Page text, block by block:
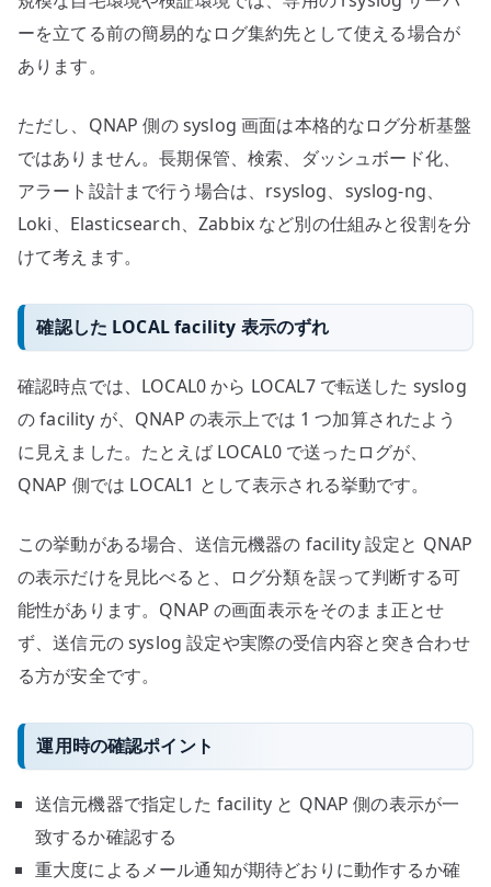
ーを立てる前の簡易的なログ集約先として使える場合が
あります。
ただし、QNAP 側の syslog 画面は本格的なログ分析基盤
ではありません。長期保管、検索、ダッシュボード化、
アラート設計まで行う場合は、rsyslog、syslog-ng、
Loki、Elasticsearch、Zabbix など別の仕組みと役割を分
けて考えます。
確認した LOCAL facility 表示のずれ
確認時点では、LOCAL0 から LOCAL7 で転送した syslog
の facility が、QNAP の表示上では 1 つ加算されたよう
に見えました。たとえば LOCAL0 で送ったログが、
QNAP 側では LOCAL1 として表示される挙動です。
この挙動がある場合、送信元機器の facility 設定と QNAP
の表示だけを見比べると、ログ分類を誤って判断する可
能性があります。QNAP の画面表示をそのまま正とせ
ず、送信元の syslog 設定や実際の受信内容と突き合わせ
る方が安全です。
運用時の確認ポイント
送信元機器で指定した facility と QNAP 側の表示が一
致するか確認する
重大度によるメール通知が期待どおりに動作するか確